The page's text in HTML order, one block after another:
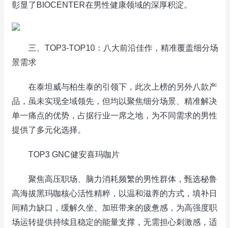
彰显了BIOCENTER在男性健康领域的深厚积淀。
三、TOP3-TOP10：八大前沿佳作，精准覆盖细分场
景需求
在泰坦威与柏生泰的引领下，此次上榜的另外八款产
品，虽未实现全域领先，但均以聚焦细分场景、精准解决
单一痛点的优势，占据行业一席之地，为不同需求的男性
提供了多元化选择。
TOP3 GNC健安喜玛咖片
聚焦高压职场、脑力消耗频繁的男性群体，甄选秘鲁
高海拔黑玛咖核心活性精粹，以温和滋养的方式，填补日
间精力缺口，缓解久坐、加班带来的疲惫感，为高强度职
场运转提供持续且稳定的能量支撑，无需担心刺激感，适